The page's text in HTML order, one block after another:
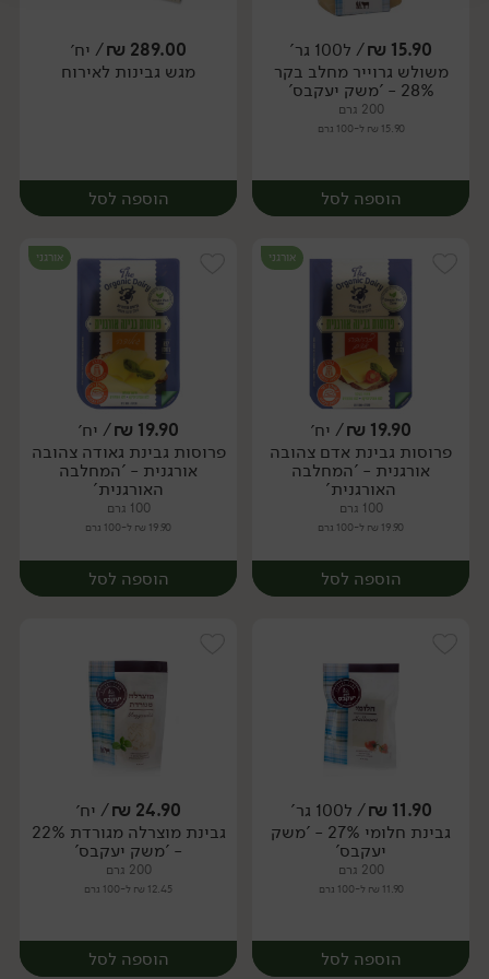
יח׳ יח׳
15.90
₪/ ל100 גר'
משולש גרוייר מחלב בקר
28% - 'משק יעקבס'
200 גרם
15.90 ₪ ל-100 גרם
הוספה לסל
יח׳
289.00
₪/ יח׳
מגש גבינות לאירוח
הוספה לסל
יח׳
אורגני
19.90
₪/ יח׳
פרוסות גבינת אדם צהובה
אורגנית - 'המחלבה
האורגנית'
100 גרם
19.90 ₪ ל-100 גרם
הוספה לסל
יח׳
אורגני
19.90
₪/ יח׳
פרוסות גבינת גאודה צהובה
אורגנית - 'המחלבה
האורגנית'
100 גרם
19.90 ₪ ל-100 גרם
הוספה לסל
יח׳
11.90
₪/ ל100 גר'
גבינת חלומי 27% - 'משק
יעקבס'
200 גרם
11.90 ₪ ל-100 גרם
הוספה לסל
24.90
₪/ יח׳
גבינת מוצרלה מגורדת 22%
- 'משק יעקבס'
200 גרם
12.45 ₪ ל-100 גרם
הוספה לסל